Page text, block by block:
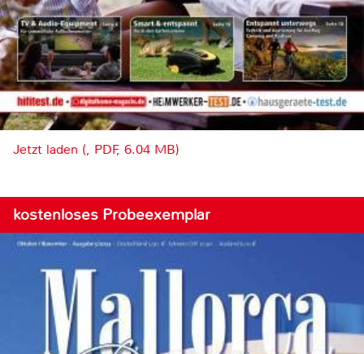
Jetzt laden (, PDF, 6.04 MB)
kostenloses Probeexemplar